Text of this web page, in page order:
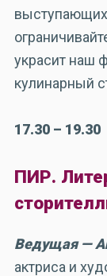
украсит наш
кулинарный
17.30 – 19.30
ПИР.
Ведущая —
актриса и